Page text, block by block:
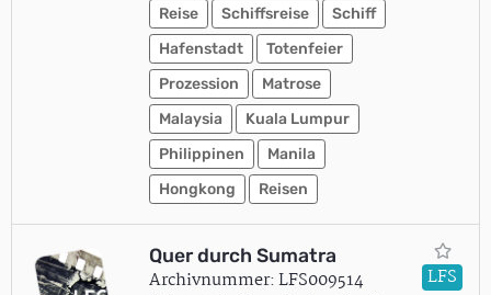
Reise Schiffsreise
Schiff
Hafenstadt
Totenfeier
Prozession
Matrose
Malaysia
Kuala Lumpur
Philippinen
Manila
Hongkong
Reisen
Quer durch Sumatra
Archivnummer: LFS009514
LFS